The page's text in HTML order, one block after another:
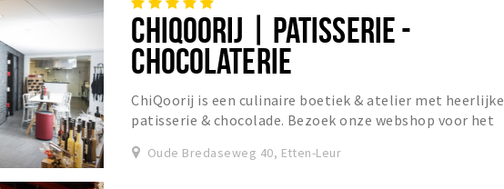
CHIQOORIJ | PATISSERIE -
CHOCOLATERIE
ChiQoorij is een culinaire boetiek & atelier met heerlijke
patisserie & chocolade. Bezoek onze webshop voor het
Oude Bredaseweg 40, Etten-Leur